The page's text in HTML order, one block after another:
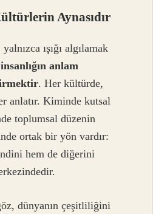
Aynasıdır
ışığı algılamak
insanlığın anlam
. Her kültürde,
anlatır. Kiminde kutsal
toplumsal düzenin
ortak bir yön vardır:
hem de diğerini
dünyanın çeşitliliğini